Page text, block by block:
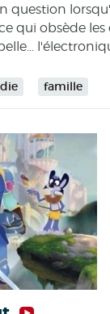
question
qui obsède les
famille